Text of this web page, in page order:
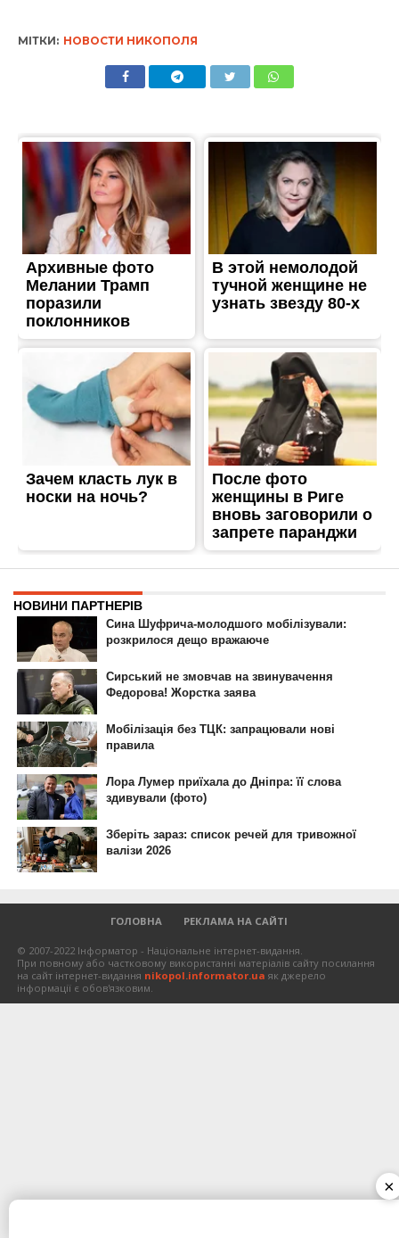
МІТКИ: НОВОСТИ НИКОПОЛЯ
ГОЛОВНА РЕКЛАМА НА САЙТІ
© 2007-2022 Інформатор - Національне інтернет-видання.
При повному або частковому використанні матеріалів сайту посилання
на сайт інтернет-видання nikopol.informator.ua як джерело
інформації є обов'язковим.
×